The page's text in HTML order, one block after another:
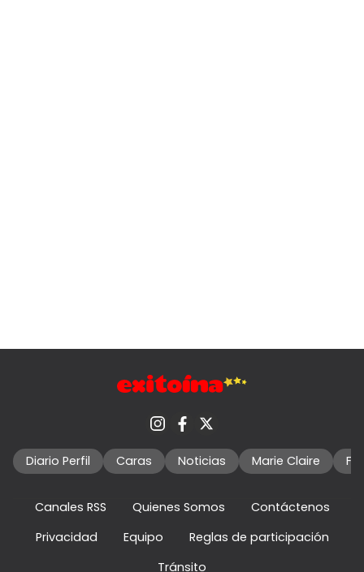
Diario Perfil Caras Noticias Marie Claire
Canales RSS Quienes Somos
Contáctenos
Privacidad
Equipo
Reglas de participación
Tránsito